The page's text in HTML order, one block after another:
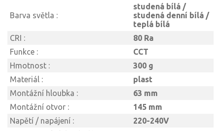
Barva světla :
studená bílá /
studená denní bílá /
teplá bílá
CRI :
80 Ra
Funkce :
CCT
Hmotnost :
300 g
Materiál :
plast
Montážní hloubka :
63 mm
Montážní otvor :
145 mm
Napětí / napájení :
220-240V